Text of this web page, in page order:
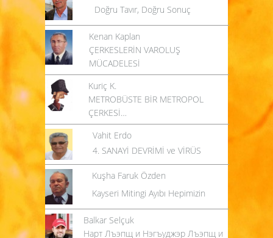
Doğru Tavır, Doğru Sonuç
Kenan Kaplan
ÇERKESLERİN VAROLUŞ
MÜCADELESİ
Kuriç K.
METROBÜSTE BİR METROPOL
ÇERKESİ…
Vahit Erdo
4. SANAYİ DEVRİMİ ve VİRÜS
Kuşha Faruk Özden
Kayseri Mitingi Ayıbı Hepimizin
Balkar Selçuk
Нарт Лъэпщ и Нэгъуджэр Лъэпщ и